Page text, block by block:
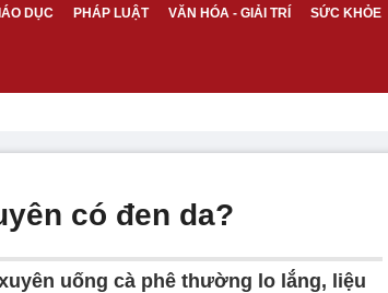
DỤC PHÁP LUẬT VĂN HÓA - GIẢI TRÍ SỨC KHỎE
có đen da?
uống cà phê thường lo lắng, liệu